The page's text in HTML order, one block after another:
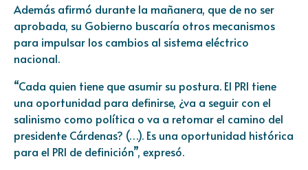
Además afirmó durante la mañanera, que de no ser
aprobada, su Gobierno buscaría otros mecanismos
para impulsar los cambios al sistema eléctrico
nacional.
“Cada quien tiene que asumir su postura. El PRI tiene
una oportunidad para definirse, ¿va a seguir con el
salinismo como política o va a retomar el camino del
presidente Cárdenas? (…). Es una oportunidad histórica
para el PRI de definición”, expresó.